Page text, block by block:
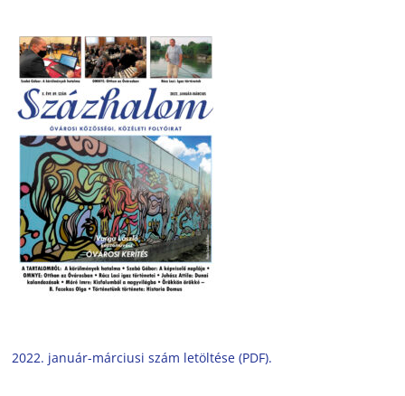
2022. január-márciusi szám letöltése (PDF).